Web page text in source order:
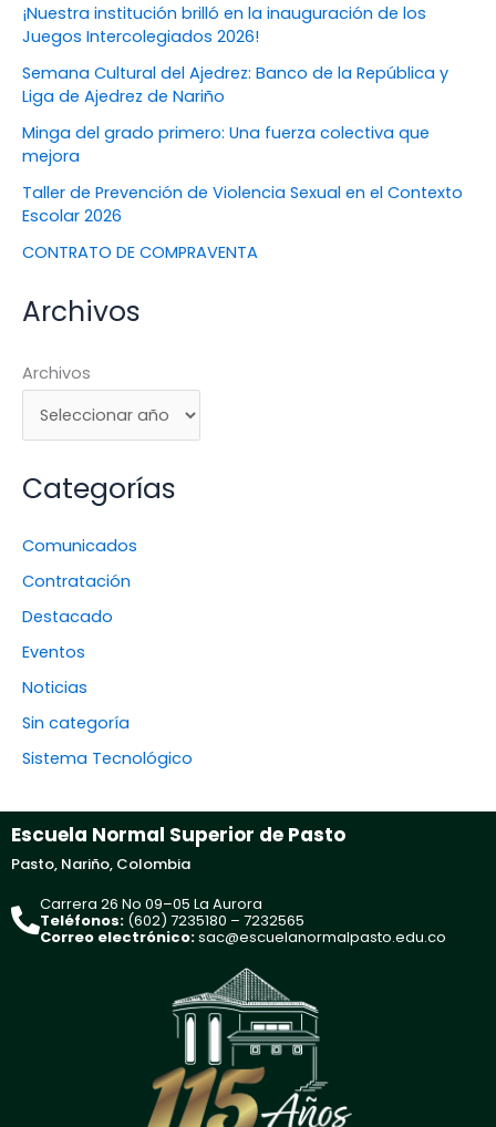
¡Nuestra institución brilló en la inauguración de los
Juegos Intercolegiados 2026!
Semana Cultural del Ajedrez: Banco de la República y
Liga de Ajedrez de Nariño
Minga del grado primero: Una fuerza colectiva que
mejora
Taller de Prevención de Violencia Sexual en el Contexto
Escolar 2026
CONTRATO DE COMPRAVENTA
Archivos
Archivos
Categorías
Comunicados
Contratación
Destacado
Eventos
Noticias
Sin categoría
Sistema Tecnológico
Escuela Normal Superior de Pasto
Pasto, Nariño, Colombia
Carrera 26 No 09–05 La Aurora
Teléfonos: (602) 7235180 – 7232565
Correo electrónico:sac@escuelanormalpasto.edu.co